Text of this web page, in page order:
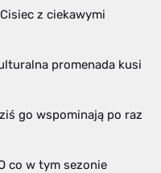
z ciekawymi
promenada kusi
go wspominają po raz
co w tym sezonie